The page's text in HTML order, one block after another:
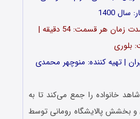
سال 1400
تعداد قسمت ها: 12 اپیزود | مدت زمان هر قسمت: 54 دقیقه |
بلوری
خانواده را جمع می‌کند تا به
و بخشش پالایشگاه رومانی توسط